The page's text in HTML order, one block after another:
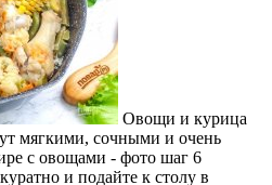
Овощи и курица
мягкими, сочными и очень
и подайте к столу в